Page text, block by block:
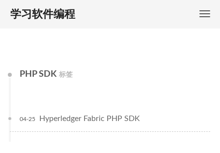
学习软件编程
PHP SDK 标签
Hyperledger Fabric PHP SDK
04-25